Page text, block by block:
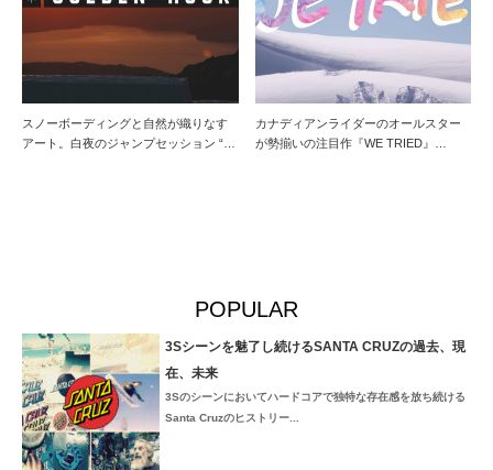
スノーボーディングと自然が織りなす
アート。白夜のジャンプセッション “…
カナディアンライダーのオールスター
が勢揃いの注目作『WE TRIED』…
POPULAR
3Sシーンを魅了し続けるSANTA CRUZの過去、現
在、未来
3Sのシーンにおいてハードコアで独特な存在感を放ち続ける
Santa Cruzのヒストリー...